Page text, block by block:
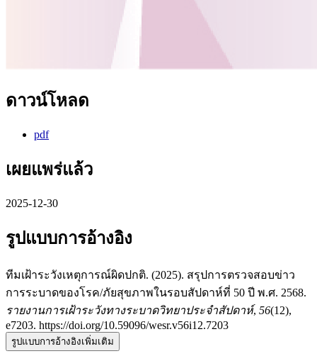
ดาวน์โหลด
pdf
เผยแพร่แล้ว
2025-12-30
รูปแบบการอ้างอิง
ทีมเฝ้าระวังเหตุการณ์ผิดปกติ. (2025). สรุปการตรวจสอบข่าว
การระบาดของโรค/ภัยสุขภาพในรอบสัปดาห์ที่ 50 ปี พ.ศ. 2568.
รายงานการเฝ้าระวังทางระบาดวิทยาประจำสัปดาห์, 56(12),
e7203. https://doi.org/10.59096/wesr.v56i12.7203
รูปแบบการอ้างอิงเพิ่มเติม